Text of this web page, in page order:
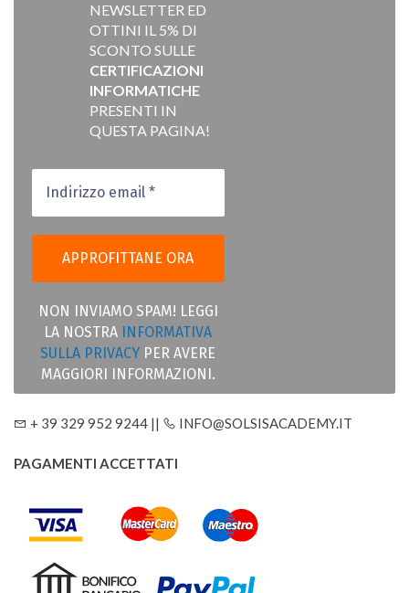
NEWSLETTER ED
OTTINI IL 5% DI
SCONTO SULLE
CERTIFICAZIONI
INFORMATICHE
PRESENTI IN
QUESTA PAGINA!
NON INVIAMO SPAM! LEGGI
LA NOSTRA
INFORMATIVA
SULLA PRIVACY PER AVERE
MAGGIORI INFORMAZIONI.
+ 39 329 952 9244 || INFO@SOLSISACADEMY.IT
PAGAMENTI ACCETTATI